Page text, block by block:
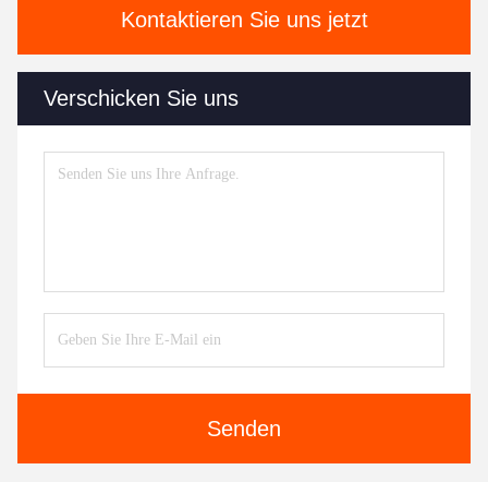
Kontaktieren Sie uns jetzt
Verschicken Sie uns
Senden